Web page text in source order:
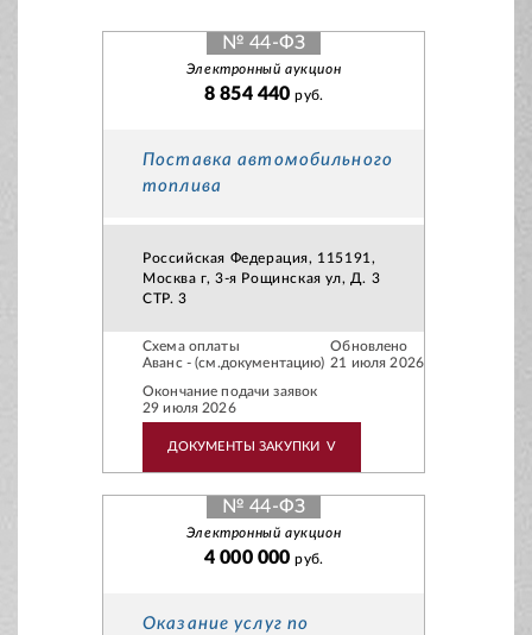
№ 44-ФЗ
Электронный аукцион
8 854 440руб.
Поставка автомобильного
топлива
Российская Федерация, 115191,
Москва г, 3-я Рощинская ул, Д. 3
СТР. 3
Схема оплаты
Аванс - (см.документацию)
Обновлено
21 июля 2026
Окончание подачи заявок
29 июля 2026
ДОКУМЕНТЫ ЗАКУПКИ V
№ 44-ФЗ
Электронный аукцион
4 000 000руб.
Оказание услуг по